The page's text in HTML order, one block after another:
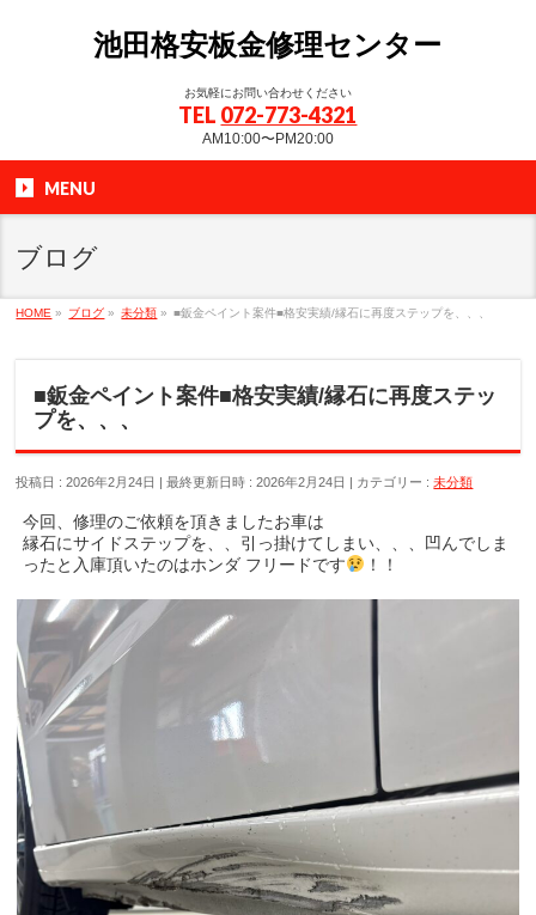
池田格安板金修理センター
お気軽にお問い合わせください
TEL 072-773-4321
AM10:00〜PM20:00
MENU
ブログ
HOME » ブログ » 未分類 » ■鈑金ペイント案件■格安実績/縁石に再度ステップを、、、
■鈑金ペイント案件■格安実績/縁石に再度ステッ
プを、、、
投稿日 : 2026年2月24日 最終更新日時 : 2026年2月24日 カテゴリー :未分類
今回、修理のご依頼を頂きましたお車は
縁石にサイドステップを、、引っ掛けてしまい、、、凹んでしま
ったと入庫頂いたのはホンダ フリードです
！！